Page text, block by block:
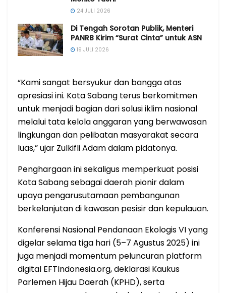
24 JULI 2026
Di Tengah Sorotan Publik, Menteri
PANRB Kirim “Surat Cinta” untuk ASN
19 JULI 2026
“Kami sangat bersyukur dan bangga atas
apresiasi ini. Kota Sabang terus berkomitmen
untuk menjadi bagian dari solusi iklim nasional
melalui tata kelola anggaran yang berwawasan
lingkungan dan pelibatan masyarakat secara
luas,” ujar Zulkifli Adam dalam pidatonya.
Penghargaan ini sekaligus memperkuat posisi
Kota Sabang sebagai daerah pionir dalam
upaya pengarusutamaan pembangunan
berkelanjutan di kawasan pesisir dan kepulauan.
Konferensi Nasional Pendanaan Ekologis VI yang
digelar selama tiga hari (5–7 Agustus 2025) ini
juga menjadi momentum peluncuran platform
digital EFTIndonesia.org, deklarasi Kaukus
Parlemen Hijau Daerah (KPHD), serta